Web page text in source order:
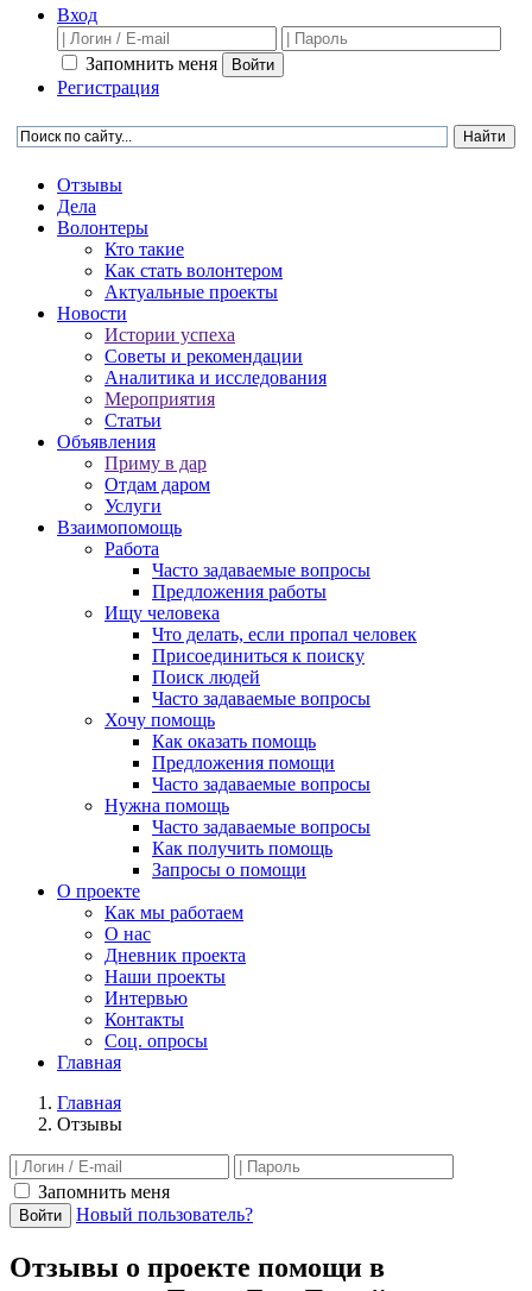
Вход
Запомнить меня Войти
Регистрация
Отзывы
Дела
Волонтеры
Кто такие
Как стать волонтером
Актуальные проекты
Новости
Истории успеха
Советы и рекомендации
Аналитика и исследования
Мероприятия
Статьи
Объявления
Приму в дар
Отдам даром
Услуги
Взаимопомощь
Работа
Часто задаваемые вопросы
Предложения работы
Ищу человека
Что делать, если пропал человек
Присоединиться к поиску
Поиск людей
Часто задаваемые вопросы
Хочу помощь
Как оказать помощь
Предложения помощи
Часто задаваемые вопросы
Нужна помощь
Часто задаваемые вопросы
Как получить помощь
Запросы о помощи
О проекте
Как мы работаем
О нас
Дневник проекта
Наши проекты
Интервью
Контакты
Соц. опросы
Главная
Главная
Отзывы
Запомнить меня
Войти Новый пользователь?
Отзывы о проекте помощи в